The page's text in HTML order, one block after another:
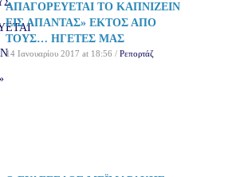
ΑΠΑΓΟΡΕΥΕΤΑΙ ΤΟ ΚΑΠΝΙΖΕΙΝ
ΕΙΣ ΑΠΑΝΤΑΣ» ΕΚΤΟΣ ΑΠΟ
ΤΟΥΣ… ΗΓΕΤΕΣ ΜΑΣ
14 Ιανουαρίου 2017 at 18:56 / Ρεπορτάζ